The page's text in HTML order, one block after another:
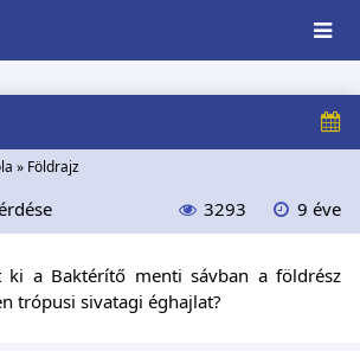
» Földrajz
3293 9 éve
ki a Baktérítő menti sávban a földrész
trópusi sivatagi éghajlat?